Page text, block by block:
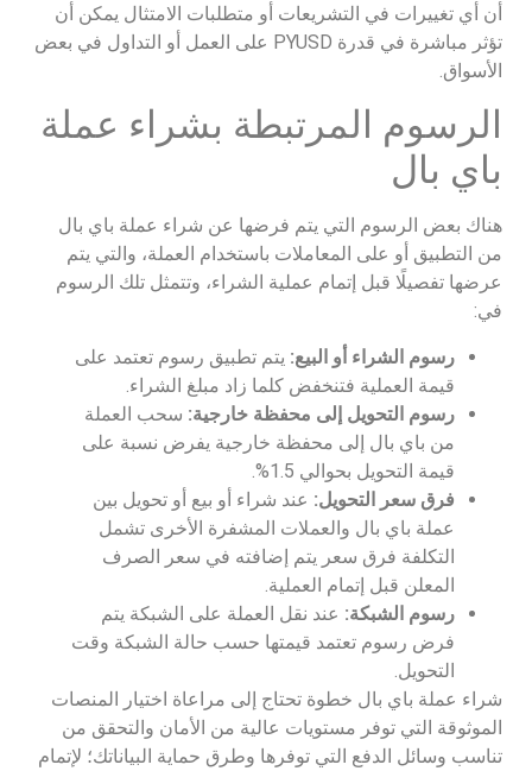
أن أي تغييرات في التشريعات أو متطلبات الامتثال يمكن أن
تؤثر مباشرة في قدرة PYUSD على العمل أو التداول في بعض
الأسواق.
الرسوم المرتبطة بشراء عملة
باي بال
هناك بعض الرسوم التي يتم فرضها عن شراء عملة باي بال
من التطبيق أو على المعاملات باستخدام العملة، والتي يتم
عرضها تفصيلًا قبل إتمام عملية الشراء، وتتمثل تلك الرسوم
في:
رسوم الشراء أو البيع: يتم تطبيق رسوم تعتمد على
قيمة العملية فتنخفض كلما زاد مبلغ الشراء.
رسوم التحويل إلى محفظة خارجية: سحب العملة
من باي بال إلى محفظة خارجية يفرض نسبة على
قيمة التحويل بحوالي 1.5%.
فرق سعر التحويل: عند شراء أو بيع أو تحويل بين
عملة باي بال والعملات المشفرة الأخرى تشمل
التكلفة فرق سعر يتم إضافته في سعر الصرف
المعلن قبل إتمام العملية.
رسوم الشبكة: عند نقل العملة على الشبكة يتم
فرض رسوم تعتمد قيمتها حسب حالة الشبكة وقت
التحويل.
شراء عملة باي بال خطوة تحتاج إلى مراعاة اختيار المنصات
الموثوقة التي توفر مستويات عالية من الأمان والتحقق من
تناسب وسائل الدفع التي توفرها وطرق حماية البياناتك؛ لإتمام